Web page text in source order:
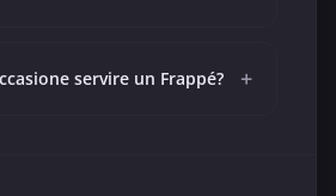
servire un Frappé? +